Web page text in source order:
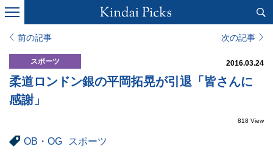
前の記事 次の記事
スポーツ 2016.03.24
柔道ロンドン銀の平岡拓晃が引退「皆さんに
感謝」
818 View
OB・OG
スポーツ